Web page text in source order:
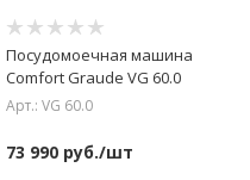
Посудомоечная машина
Comfort Graude VG 60.0
Арт.: VG 60.0
73 990руб./шт